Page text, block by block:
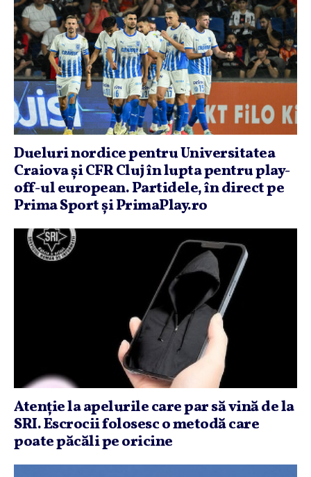
Dueluri nordice pentru Universitatea
Craiova şi CFR Cluj în lupta pentru play-
off-ul european. Partidele, în direct pe
Prima Sport şi PrimaPlay.ro
Atenţie la apelurile care par să vină de la
SRI. Escrocii folosesc o metodă care
poate păcăli pe oricine